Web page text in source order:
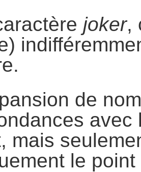
joker,
de
mais
le